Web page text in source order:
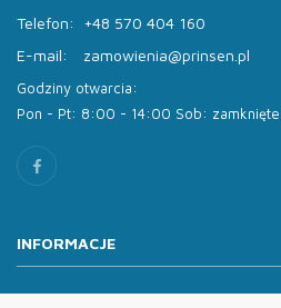
Telefon:
+48 570 404 160
E-mail:
zamowienia@prinsen.pl
Godziny otwarcia:
Pon - Pt: 8:00 - 14:00 Sob: zamknięte
INFORMACJE